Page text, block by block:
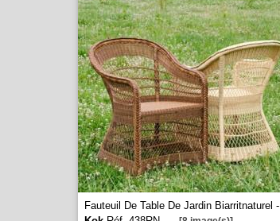
Fauteuil De Table De Jardin Biarritnaturel -